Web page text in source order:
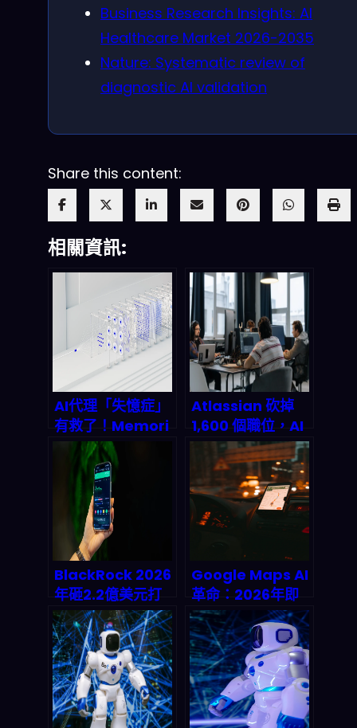
Business Research Insights: AI
Healthcare Market 2026-2035
Nature: Systematic review of
diagnostic AI validation
Share this content:
相關資訊:
AI代理「失憶症」
有救了！Memori
Labs OpenClaw
Plugin 如何讓多
智能體系統記住該
記的事
Atlassian 砍掉
1,600 個職位，AI
真的要把開發者吃
掉了嗎？
BlackRock 2026
年砸2.2億美元打
造「模型機器」：
AI交易系統如何悄
悄改寫股票市場規
則
Google Maps AI
革命：2026年即
將到來的导航方式
全面顛覆！深度剖
析與實戰策略